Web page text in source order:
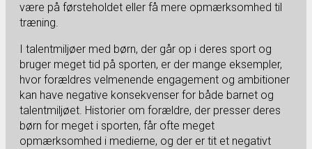
være på førsteholdet eller få mere opmærksomhed til
træning.
I talentmiljøer med børn, der går op i deres sport og
bruger meget tid på sporten, er der mange eksempler,
hvor forældres velmenende engagement og ambitioner
kan have negative konsekvenser for både barnet og
talentmiljøet. Historier om forældre, der presser deres
børn for meget i sporten, får ofte meget
opmærksomhed i medierne, og der er tit et negativt